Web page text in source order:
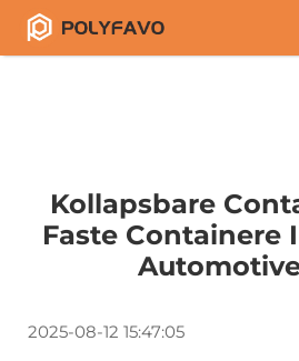
Kollapsbare
Faste Containere
2025-08-12 15:47:05